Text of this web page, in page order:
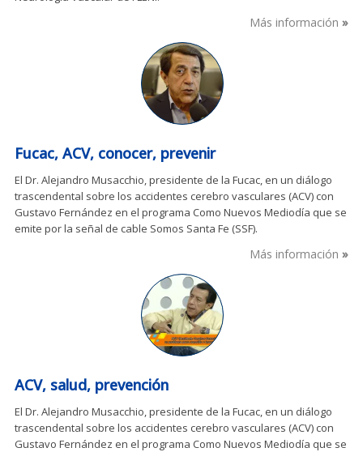
Más información
Fucac, ACV, conocer, prevenir
El Dr. Alejandro Musacchio, presidente de la Fucac, en un diálogo
trascendental sobre los accidentes cerebro vasculares (ACV) con
Gustavo Fernández en el programa Como Nuevos Mediodía que se
emite por la señal de cable Somos Santa Fe (SSF).
Más información
ACV, salud, prevención
El Dr. Alejandro Musacchio, presidente de la Fucac, en un diálogo
trascendental sobre los accidentes cerebro vasculares (ACV) con
Gustavo Fernández en el programa Como Nuevos Mediodía que se